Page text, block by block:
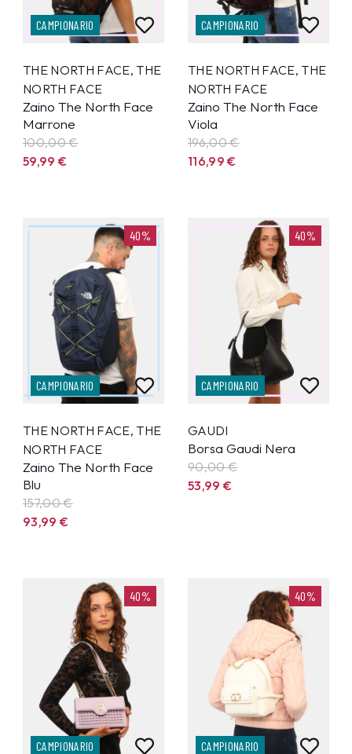
CAMPIONARIO
THE NORTH FACE, THE
NORTH FACE
Zaino The North Face
Marrone
100,00 €
59,99€
CAMPIONARIO
THE NORTH FACE, THE
NORTH FACE
Zaino The North Face
Viola
196,00 €
116,99€
40%
CAMPIONARIO
THE NORTH FACE, THE
NORTH FACE
Zaino The North Face
Blu
157,00 €
93,99€
40%
CAMPIONARIO
GAUDI
Borsa Gaudi Nera
90,00 €
53,99€
40%
CAMPIONARIO
40%
CAMPIONARIO